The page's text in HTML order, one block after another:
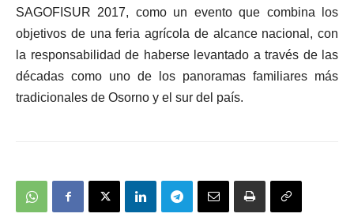
SAGOFISUR 2017, como un evento que combina los
objetivos de una feria agrícola de alcance nacional, con
la responsabilidad de haberse levantado a través de las
décadas como uno de los panoramas familiares más
tradicionales de Osorno y el sur del país.